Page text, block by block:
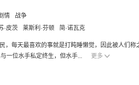
情
战争
·皮茨 莱斯利·芬顿 简·诺瓦克
，每天最喜欢的事就是打盹睡懒觉，因此被人们
一位水手私定终生，但水手...
更多